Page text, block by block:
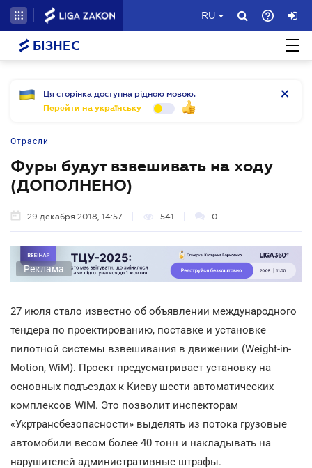
RU
БІЗНЕС
Ця сторінка доступна рідною мовою.
Перейти на українську
Отрасли
Фуры будут взвешивать на ходу
(ДОПОЛНЕНО)
29 декабря 2018, 14:57 541 0
Реклама
27 июля стало известно об объявлении международного
тендера по проектированию, поставке и установке
пилотной системы взвешивания в движении (Weight-in-
Motion, WiM). Проект предусматривает установку на
основных подъездах к Киеву шести автоматических
комплексов WiM. Это позволит инспекторам
«Укртрансбезопасности» выделять из потока грузовые
автомобили весом более 40 тонн и накладывать на
нарушителей административные штрафы.